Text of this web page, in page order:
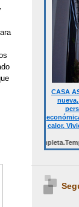
CASA
calor.